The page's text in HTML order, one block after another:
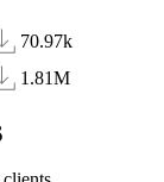
70.97k
1.81M